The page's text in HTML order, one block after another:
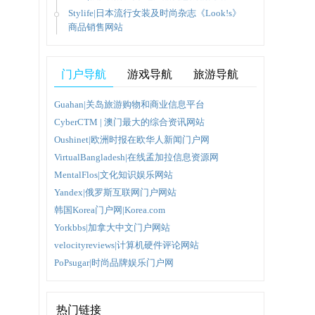
Stylife|日本流行女装及时尚杂志《Look!s》
商品销售网站
门户导航 游戏导航 旅游导航
Guahan|关岛旅游购物和商业信息平台
CyberCTM | 澳门最大的综合资讯网站
Oushinet|欧洲时报在欧华人新闻门户网
VirtualBangladesh|在线孟加拉信息资源网
MentalFlos|文化知识娱乐网站
Yandex|俄罗斯互联网门户网站
韩国Korea门户网|Korea.com
Yorkbbs|加拿大中文门户网站
velocityreviews|计算机硬件评论网站
PoPsugar|时尚品牌娱乐门户网
热门链接